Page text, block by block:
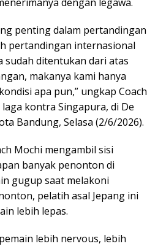
penting dalam pertandingan
pertandingan internasional
sudah ditentukan dari atas
makanya kami hanya
apa pun,” ungkap Coach
kontra Singapura, di De
Bandung, Selasa (2/6/2026).
Mochi mengambil sisi
banyak penonton di
gugup saat melakoni
pelatih asal Jepang ini
lebih lepas.
lebih nervous, lebih